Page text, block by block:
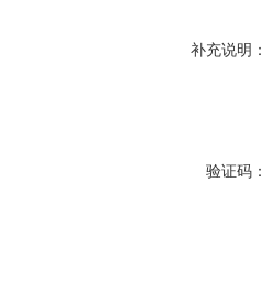
补充说明：
验证码：